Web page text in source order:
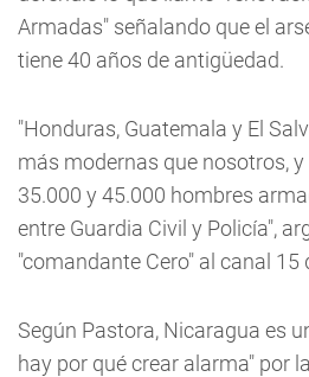
Armadas" señalando que el
tiene 40 años de antigüedad.
"Honduras, Guatemala y El
más modernas que nosotros,
35.000 y 45.000 hombres
entre Guardia Civil y Policía",
"comandante Cero" al canal 15
Según Pastora, Nicaragua es
hay por qué crear alarma" por